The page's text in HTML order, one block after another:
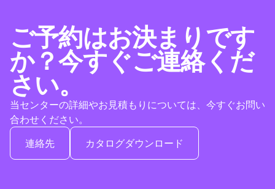
ご予約はお決まりです
か？今すぐご連絡くだ
さい。
当センターの詳細やお見積もりについては、今すぐお問い
合わせください。
連絡先
カタログダウンロード